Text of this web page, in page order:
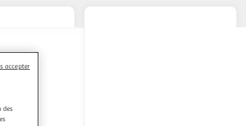
des
accepter